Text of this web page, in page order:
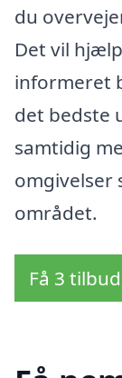
du
Det vil
informeret
det bedste
samtidig
omgivelser
området.
Få 3